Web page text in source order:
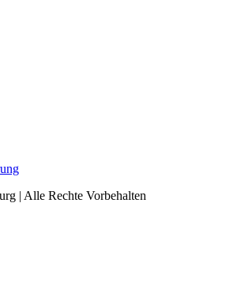
| Alle Rechte Vorbehalten